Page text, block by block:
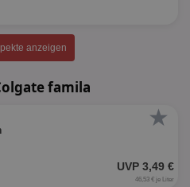
anzeigen
famila
★
UVP 3,49 €
46,53 € je Liter